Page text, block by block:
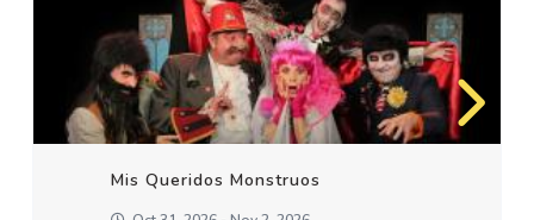
Mis Queridos Monstruos